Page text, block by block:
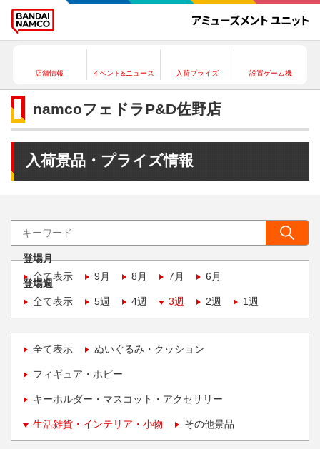
店舗情報 イベント&ニュース 入荷プライズ 設置ゲーム機
namcoフェドラP&D佐野店
入荷景品・プライズ情報
登場月
全て表示
9月 8月 7月 6月
登場週
全て表示
5週 4週 3週 2週 1週
全て表示 ぬいぐるみ・クッション
フィギュア・ホビー
キーホルダー・マスコット・アクセサリー
生活雑貨・インテリア・小物 その他景品